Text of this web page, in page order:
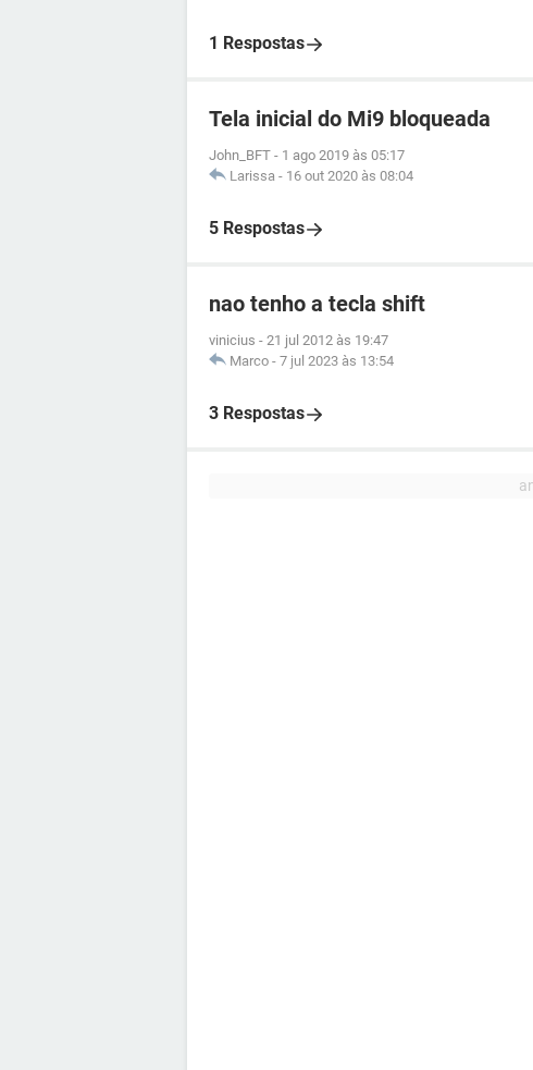
1 Respostas
Tela inicial do Mi9 bloqueada
John_BFT - 1 ago 2019 às 05:17
Larissa - 16 out 2020 às 08:04
5 Respostas
nao tenho a tecla shift
vinicius - 21 jul 2012 às 19:47
Marco - 7 jul 2023 às 13:54
3 Respostas